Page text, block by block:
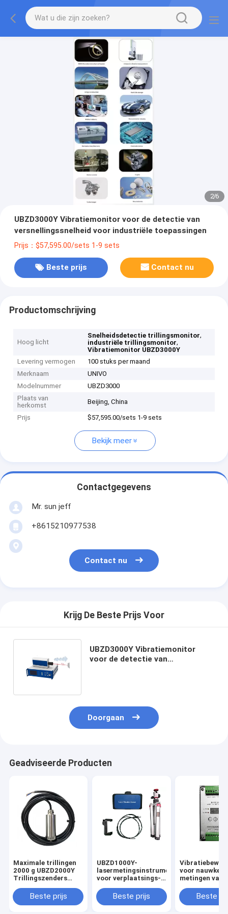
2/6
UBZD3000Y Vibratiemonitor voor de detectie van
versnellingssnelheid voor industriële toepassingen
Prijs：$57,595.00/sets 1-9 sets
Beste prijs Contact nu
Productomschrijving
Hoog licht
Snelheidsdetectie trillingsmonitor,
industriële trillingsmonitor,
Vibratiemonitor UBZD3000Y
Levering vermogen
100 stuks per maand
Merknaam
UNIVO
Modelnummer
UBZD3000
Plaats van
herkomst
Beijing, China
Prijs $57,595.00/sets 1-9 sets
Bekijk meer
Contactgegevens
Mr. sun jeff
+8615210977538
Contact nu
Krijg De Beste Prijs Voor
UBZD3000Y Vibratiemonitor
voor de detectie van
Doorgaan
Geadviseerde Producten
Maximale trillingen
2000 g UBZD2000Y
Trillingszenders
machinesBeste prijs
UBZD1000Y-
lasermetingsinstrumenten
voor verplaatsings-
versnellingsdetectie
Beste prijs
voor
metingen van
UBZD4000Y
Beste